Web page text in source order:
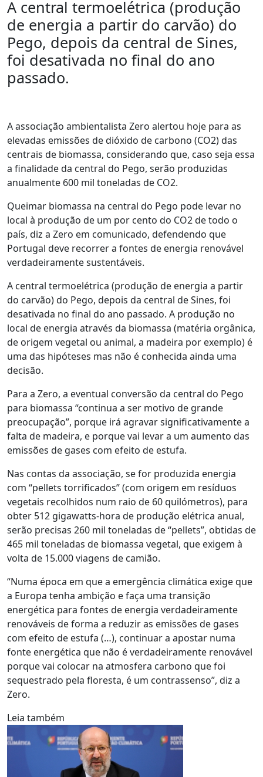
A central termoelétrica (produção
de energia a partir do carvão) do
Pego, depois da central de Sines,
foi desativada no final do ano
passado.
A associação ambientalista Zero alertou hoje para as
elevadas emissões de dióxido de carbono (CO2) das
centrais de biomassa, considerando que, caso seja essa
a finalidade da central do Pego, serão produzidas
anualmente 600 mil toneladas de CO2.
Queimar biomassa na central do Pego pode levar no
local à produção de um por cento do CO2 de todo o
país, diz a Zero em comunicado, defendendo que
Portugal deve recorrer a fontes de energia renovável
verdadeiramente sustentáveis.
A central termoelétrica (produção de energia a partir
do carvão) do Pego, depois da central de Sines, foi
desativada no final do ano passado. A produção no
local de energia através da biomassa (matéria orgânica,
de origem vegetal ou animal, a madeira por exemplo) é
uma das hipóteses mas não é conhecida ainda uma
decisão.
Para a Zero, a eventual conversão da central do Pego
para biomassa “continua a ser motivo de grande
preocupação”, porque irá agravar significativamente a
falta de madeira, e porque vai levar a um aumento das
emissões de gases com efeito de estufa.
Nas contas da associação, se for produzida energia
com “pellets torrificados” (com origem em resíduos
vegetais recolhidos num raio de 60 quilómetros), para
obter 512 gigawatts-hora de produção elétrica anual,
serão precisas 260 mil toneladas de “pellets”, obtidas de
465 mil toneladas de biomassa vegetal, que exigem à
volta de 15.000 viagens de camião.
“Numa época em que a emergência climática exige que
a Europa tenha ambição e faça uma transição
energética para fontes de energia verdadeiramente
renováveis de forma a reduzir as emissões de gases
com efeito de estufa (…), continuar a apostar numa
fonte energética que não é verdadeiramente renovável
porque vai colocar na atmosfera carbono que foi
sequestrado pela floresta, é um contrassenso”, diz a
Zero.
Leia também